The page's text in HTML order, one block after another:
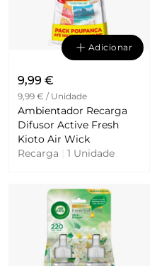
Adicionar
9,99 €
9,99 € / Unidade
Ambientador Recarga
Difusor Active Fresh
Kioto Air Wick
Recarga
1 Unidade